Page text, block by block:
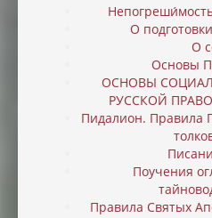
О
О
Основы
ОСНОВЫ
РУССКОЙ
Пидалион. Правила
Поучения
Правила Святых